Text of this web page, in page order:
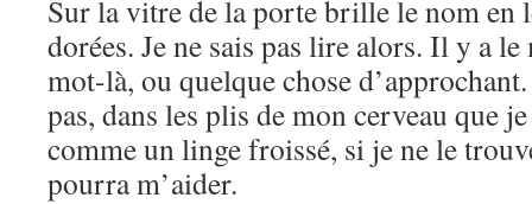
Sur la vitre de la porte brille le nom en
dorées. Je ne sais pas lire alors. Il y a
mot-là, ou quelque chose
pas, dans les plis de mon cerveau que
comme un linge froissé, si je ne le
pourra m’aider.